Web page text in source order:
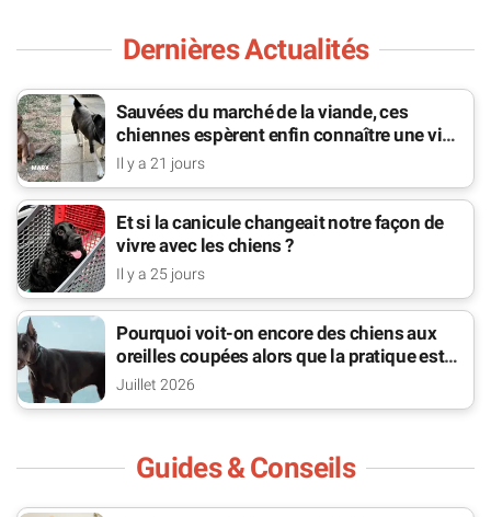
Dernières Actualités
Sauvées du marché de la viande, ces
chiennes espèrent enfin connaître une vie
de famille
Il y a 21 jours
Et si la canicule changeait notre façon de
vivre avec les chiens ?
Il y a 25 jours
Pourquoi voit-on encore des chiens aux
oreilles coupées alors que la pratique est
interdite ?
Juillet 2026
Guides & Conseils